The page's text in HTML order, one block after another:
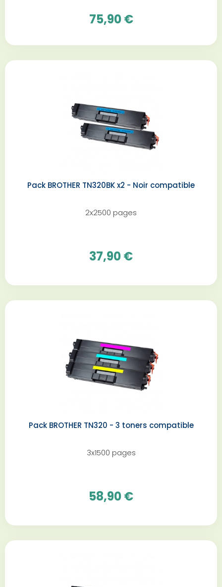
75,90 €
Pack BROTHER TN320BK x2 - Noir compatible
2x2500 pages
37,90 €
Pack BROTHER TN320 - 3 toners compatible
3x1500 pages
58,90 €